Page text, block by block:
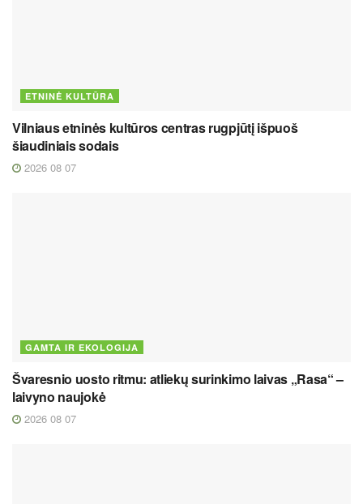
ETNINĖ KULTŪRA
Vilniaus etninės kultūros centras rugpjūtį išpuoš
šiaudiniais sodais
2026 08 07
GAMTA IR EKOLOGIJA
Švaresnio uosto ritmu: atliekų surinkimo laivas „Rasa“ –
laivyno naujokė
2026 08 07